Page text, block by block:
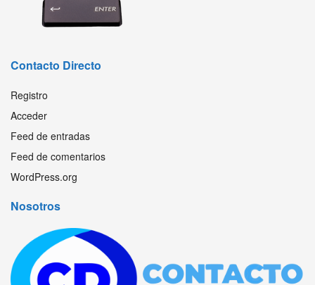
Contacto Directo
Registro
Acceder
Feed de entradas
Feed de comentarios
WordPress.org
Nosotros